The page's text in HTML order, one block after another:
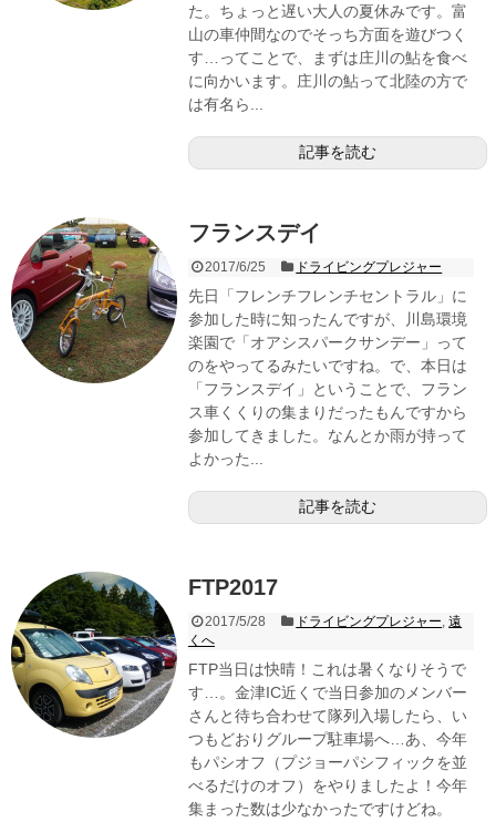
た。ちょっと遅い大人の夏休みです。富
山の車仲間なのでそっち方面を遊びつく
す…ってことで、まずは庄川の鮎を食べ
に向かいます。庄川の鮎って北陸の方で
は有名ら...
記事を読む
フランスデイ
2017/6/25 ドライビングプレジャー
先日「フレンチフレンチセントラル」に
参加した時に知ったんですが、川島環境
楽園で「オアシスパークサンデー」って
のをやってるみたいですね。で、本日は
「フランスデイ」ということで、フラン
ス車くくりの集まりだったもんですから
参加してきました。なんとか雨が持って
よかった...
記事を読む
FTP2017
2017/5/28 ドライビングプレジャー,遠
くへ
FTP当日は快晴！これは暑くなりそうで
す…。金津IC近くで当日参加のメンバー
さんと待ち合わせて隊列入場したら、い
つもどおりグループ駐車場へ…あ、今年
もパシオフ（プジョーパシフィックを並
べるだけのオフ）をやりましたよ！今年
集まった数は少なかったですけどね。